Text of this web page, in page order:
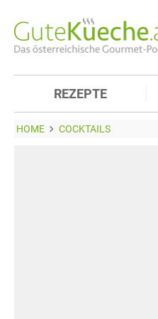
REZEPTE
HOME COCKTAILS